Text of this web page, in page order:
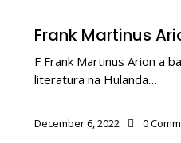
Frank Martinus
F Frank Martinus Arion a
literatura na Hulanda…
December 6, 2022 0